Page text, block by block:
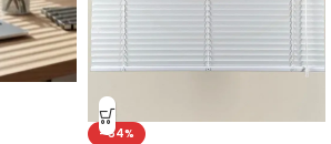
- 54%